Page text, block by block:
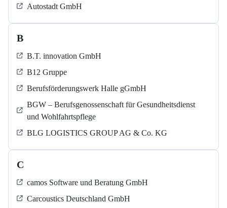
Autostadt GmbH
B
B.T. innovation GmbH
B12 Gruppe
Berufsförderungswerk Halle gGmbH
BGW – Berufsgenossenschaft für Gesundheitsdienst
und Wohlfahrtspflege
BLG LOGISTICS GROUP AG & Co. KG
C
camos Software und Beratung GmbH
Carcoustics Deutschland GmbH